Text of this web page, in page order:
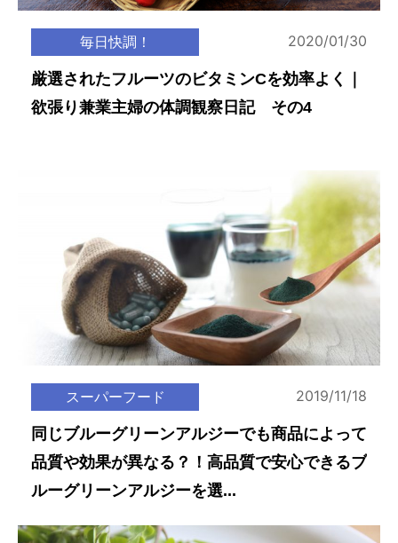
毎日快調！ 2020/01/30
厳選されたフルーツのビタミンCを効率よく｜
欲張り兼業主婦の体調観察日記 その4
スーパーフード 2019/11/18
同じブルーグリーンアルジーでも商品によって
品質や効果が異なる？！高品質で安心できるブ
ルーグリーンアルジーを選...